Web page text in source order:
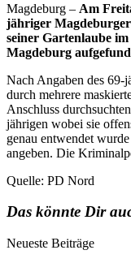
Magdeburg – Am
jähriger
seiner Gartenlaube
Magdeburg
Nach Angaben des 69-
durch mehrere
Anschluss
jährigen wobei sie
genau entwendet
angeben. Die
Quelle: PD Nord
Das könnte Dir
Neueste Beiträge